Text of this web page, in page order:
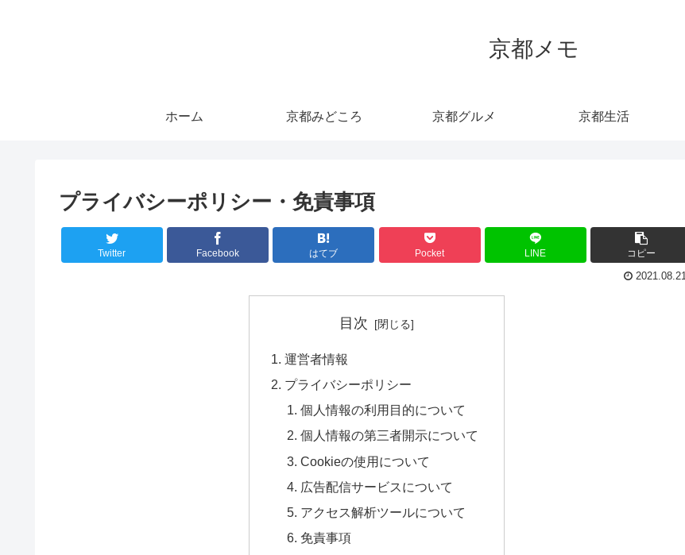
京都メモ
ホーム 京都みどころ 京都グルメ 京都生活
プライバシーポリシー・免責事項
Twitter Facebook はてブ Pocket LINE コピー
2021.08.21
目次
運営者情報
プライバシーポリシー
個人情報の利用目的について
個人情報の第三者開示について
Cookieの使用について
広告配信サービスについて
アクセス解析ツールについて
免責事項